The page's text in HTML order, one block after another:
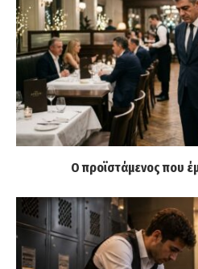
Ο προϊστάμενος που